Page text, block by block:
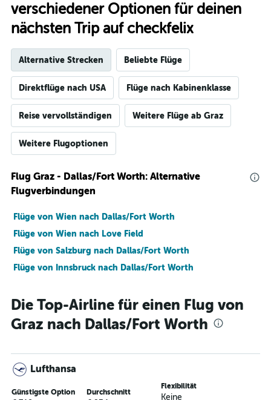
verschiedener Optionen für deinen
nächsten Trip auf checkfelix
Alternative Strecken Beliebte Flüge
Direktflüge nach USA Flüge nach Kabinenklasse
Reise vervollständigen Weitere Flüge ab Graz
Weitere Flugoptionen
Flug Graz - Dallas/Fort Worth: Alternative
Flugverbindungen
Flüge von Wien nach Dallas/Fort Worth
Flüge von Wien nach Love Field
Flüge von Salzburg nach Dallas/Fort Worth
Flüge von Innsbruck nach Dallas/Fort Worth
Die Top-Airline für einen Flug von
Graz nach Dallas/Fort Worth
Lufthansa
Günstigste Option Durchschnitt
Flexibilität
Keine